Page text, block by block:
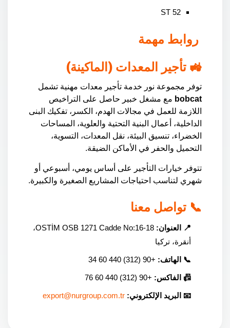
ST 52
روابط مهمة
🚜 تأجير المعدات (الماكينة)
توفر مجموعة نور خدمة تأجير معدات مهنية تشمل
bobcat مع مشغل خبير حاصل على التراخيص
اللازمة للعمل في مجالات الهدم، الكسر، تفكيك البنى
الداخلية، أعمال البنية التحتية والعلوية، المساحات
الخضراء، تنسيق البيئة، نقل المعدات، التسوية،
التحميل والحفر في الأماكن الضيقة.
تتوفر خيارات التأجير على أساس يومي، أسبوعي أو
شهري لتناسب احتياجات المشاريع الصغيرة والكبيرة.
📞 تواصل معنا
📍 العنوان:
OSTİM OSB 1271 Cadde No:16-18،
أنقرة، تركيا
📞 الهاتف: +90 (312) 440 60 34
📠 الفاكس: +90 (312) 440 60 76
📧 البريد الإلكتروني: export@nurgroup.com.tr